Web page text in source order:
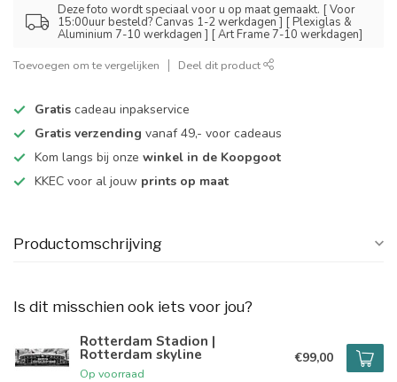
Deze foto wordt speciaal voor u op maat gemaakt. [ Voor
15:00uur besteld? Canvas 1-2 werkdagen ] [ Plexiglas &
Aluminium 7-10 werkdagen ] [ Art Frame 7-10 werkdagen]
Toevoegen om te vergelijken Deel dit product
Gratis cadeau inpakservice
Gratis verzending vanaf 49,- voor cadeaus
Kom langs bij onze winkel in de Koopgoot
KKEC voor al jouw prints op maat
Productomschrijving
Is dit misschien ook iets voor jou?
Rotterdam Stadion |
Rotterdam skyline
Op voorraad
€99,00